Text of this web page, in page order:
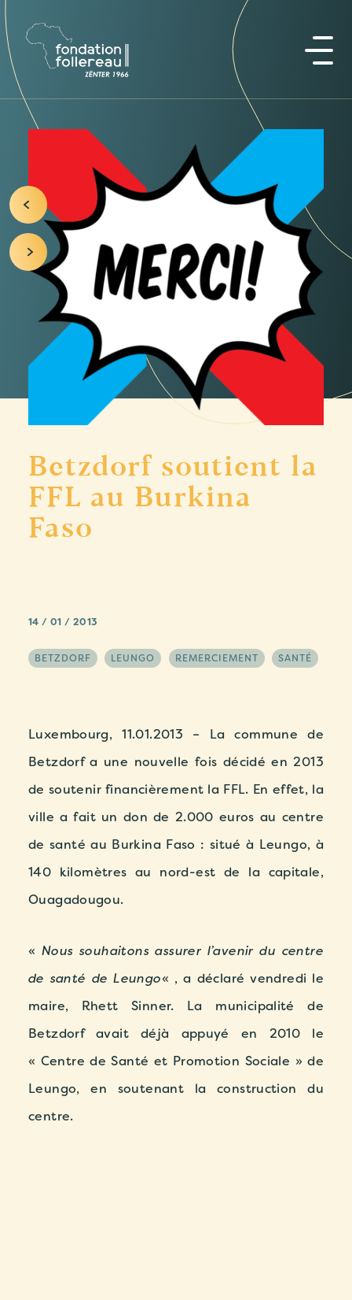
Betzdorf soutient la
FFL au Burkina
Faso
14 / 01 / 2013
BETZDORF LEUNGO REMERCIEMENT SANTÉ
Luxembourg, 11.01.2013 – La commune de
Betzdorf a une nouvelle fois décidé en 2013
de soutenir financièrement la FFL. En effet, la
ville a fait un don de 2.000 euros au centre
de santé au Burkina Faso : situé à Leungo, à
140 kilomètres au nord-est de la capitale,
Ouagadougou.
« Nous souhaitons assurer l’avenir du centre
de santé de Leungo« , a déclaré vendredi le
maire, Rhett Sinner. La municipalité de
Betzdorf avait déjà appuyé en 2010 le
« Centre de Santé et Promotion Sociale » de
Leungo, en soutenant la construction du
centre.